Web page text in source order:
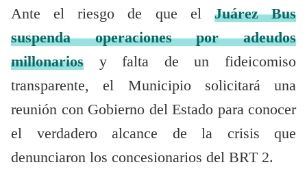
Ante el riesgo de que el Juárez Bus
suspenda operaciones por adeudos
millonarios
y falta de un fideicomiso
transparente, el Municipio solicitará una
reunión con Gobierno del Estado para conocer
el verdadero alcance de la crisis que
denunciaron los concesionarios del BRT 2.